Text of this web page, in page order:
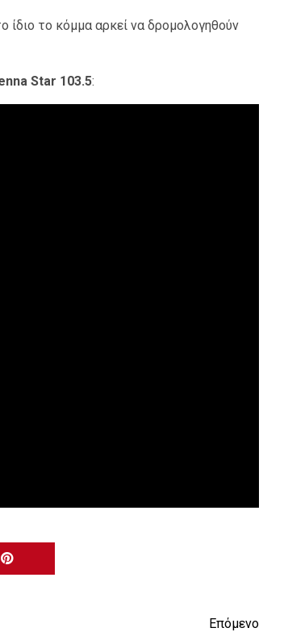
ίδιο το κόμμα αρκεί να δρομολογηθούν
Star 103.5:
Επόμενο